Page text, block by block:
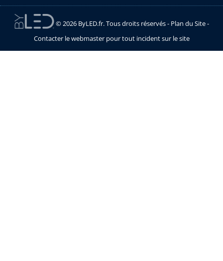
© 2026 ByLED.fr. Tous droits réservés - Plan du Site-
Contacter le webmaster pour tout incident sur le site